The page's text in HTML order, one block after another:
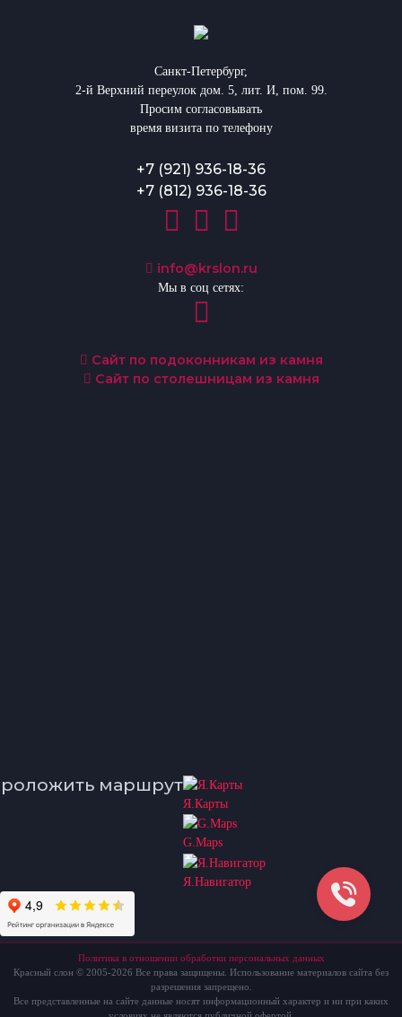
Санкт-Петербург,
2-й Верхний переулок дом. 5, лит. И, пом. 99.
Просим согласовывать
время визита по телефону
+7 (921) 936-18-36
+7 (812) 936-18-36
info@krslon.ru
Мы в соц сетях:
Сайт по подоконникам из камня
Сайт по столешницам из камня
маршрут
Я.Карты
G.Maps
Я.Навигатор
Политика в отношении обработки персональных данных
Красный слон © 2005-2026 Все права защищены. Использование материалов сайта без
разрешения запрещено.
Все представленные на сайте данные носят информационный характер и ни при каких
условиях не являются публичной офертой.